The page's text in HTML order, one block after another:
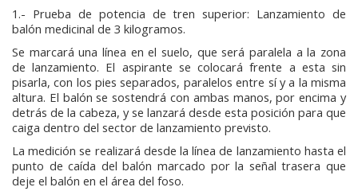
1.- Prueba de potencia de tren superior: Lanzamiento de
balón medicinal de 3 kilogramos.
Se marcará una línea en el suelo, que será paralela a la zona
de lanzamiento. El aspirante se colocará frente a esta sin
pisarla, con los pies separados, paralelos entre sí y a la misma
altura. El balón se sostendrá con ambas manos, por encima y
detrás de la cabeza, y se lanzará desde esta posición para que
caiga dentro del sector de lanzamiento previsto.
La medición se realizará desde la línea de lanzamiento hasta el
punto de caída del balón marcado por la señal trasera que
deje el balón en el área del foso.